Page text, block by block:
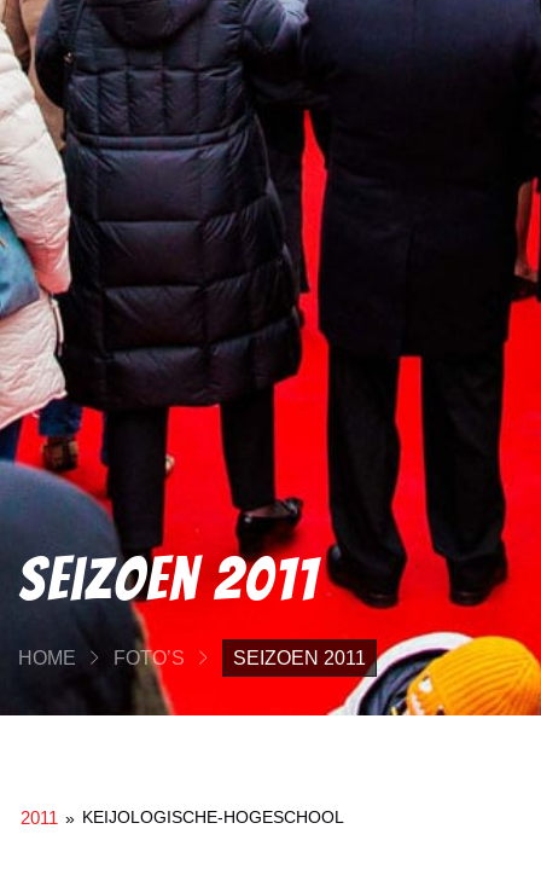
Seizoen 2011
HOME FOTO’S SEIZOEN 2011
2011 » KEIJOLOGISCHE-HOGESCHOOL